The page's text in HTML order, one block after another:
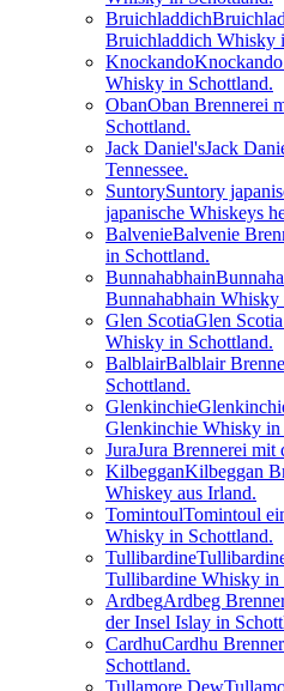
Bruichladdich
Bruichladdich Whisky
Knockando
Whisky in Schottland.
ObanOban Brennerei
Schottland.
Jack Daniel'sJack
Tennessee.
SuntorySuntory
japanische Whiskeys
BalvenieBalvenie
in Schottland.
Bunnahabhain
Bunnahabhain Whisky
Glen ScotiaGlen
Whisky in Schottland.
BalblairBalblair
Schottland.
Glenkinchie
Glenkinchie Whisky in
JuraJura Brennerei mit
KilbegganKilbeggan
Whiskey aus Irland.
TomintoulTomintoul
Whisky in Schottland.
Tullibardine
Tullibardine Whisky in
ArdbegArdbeg
der Insel Islay in
CardhuCardhu
Schottland.
Tullamore Dew